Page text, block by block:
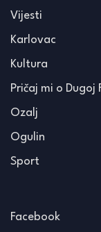
Vijesti
Karlovac
Kultura
Pričaj mi o Dugoj
Ozalj
Ogulin
Sport
Facebook